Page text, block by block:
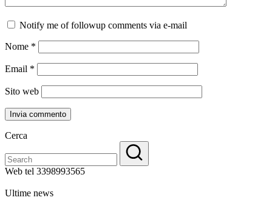
Notify me of followup comments via e-mail
Nome *
Email *
Sito web
Cerca
Web tel 3398993565
Ultime news